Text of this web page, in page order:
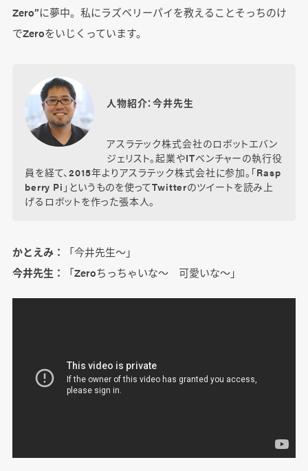
Zero”に夢中。私にラズベリーパイを教えることそっちのけ
でZeroをいじくっています。
人物紹介：今井先生
アスラテック株式会社のロボットエバン
ジェリスト。起業やITベンチャーの執行役
員を経て、2015年よりアスラテック株式会社に参加。「Rasp
berry Pi」というものを使ってTwitterのツイートを読み上
げるロボットを作った張本人。
かとえみ：
「今井先生～」
今井先生：
「Zeroちっちゃいな～ 可愛いな～」